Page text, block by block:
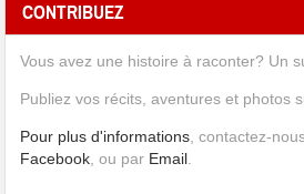
CONTRIBUEZ
Vous avez une histoire à raconter? Un
Publiez vos récits, aventures et photos
Pour plus d'informations, contactez-
Facebook, ou par Email.